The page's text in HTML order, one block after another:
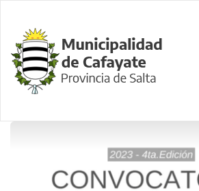
contenido
principal
Municipalidad
de Cafayate,
Salta
principal